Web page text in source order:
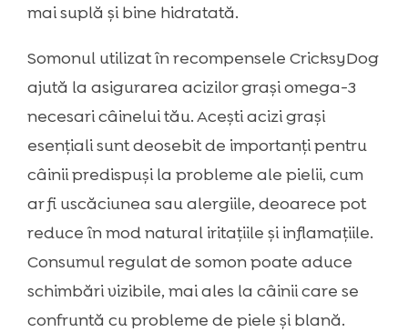
mai suplă și bine hidratată.
Somonul utilizat în recompensele CricksyDog
ajută la asigurarea acizilor grași omega-3
necesari câinelui tău. Acești acizi grași
esențiali sunt deosebit de importanți pentru
câinii predispuși la probleme ale pielii, cum
ar fi uscăciunea sau alergiile, deoarece pot
reduce în mod natural iritațiile și inflamațiile.
Consumul regulat de somon poate aduce
schimbări vizibile, mai ales la câinii care se
confruntă cu probleme de piele și blană.